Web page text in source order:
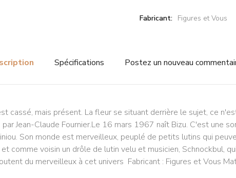
Fabricant: Figures et Vous
Spécifications Postez un nouveau
cassé, mais présent. La fleur se situant derrière le sujet, ce
Jean-Claude Fournier.Le 16 mars 1967 naît Bizu. C'est une
Son monde est merveilleux, peuplé de petits lutins qui
comme voisin un drôle de lutin velu et musicien, Schnockbul,
du merveilleux à cet univers Fabricant : Figures et Vous